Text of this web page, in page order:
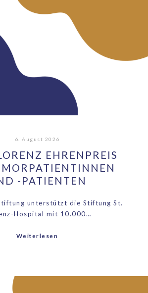
6. August 2026
EHRENPREIS
-PATIENTEN
unterstützt die Stiftung St.
Hospital mit 10.000…
Weiterlesen